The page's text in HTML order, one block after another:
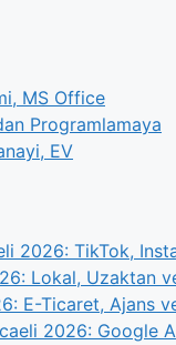
MS Office
Programlamaya
EV
2026: TikTok,
Lokal, Uzaktan
E-Ticaret, Ajans
2026: Google